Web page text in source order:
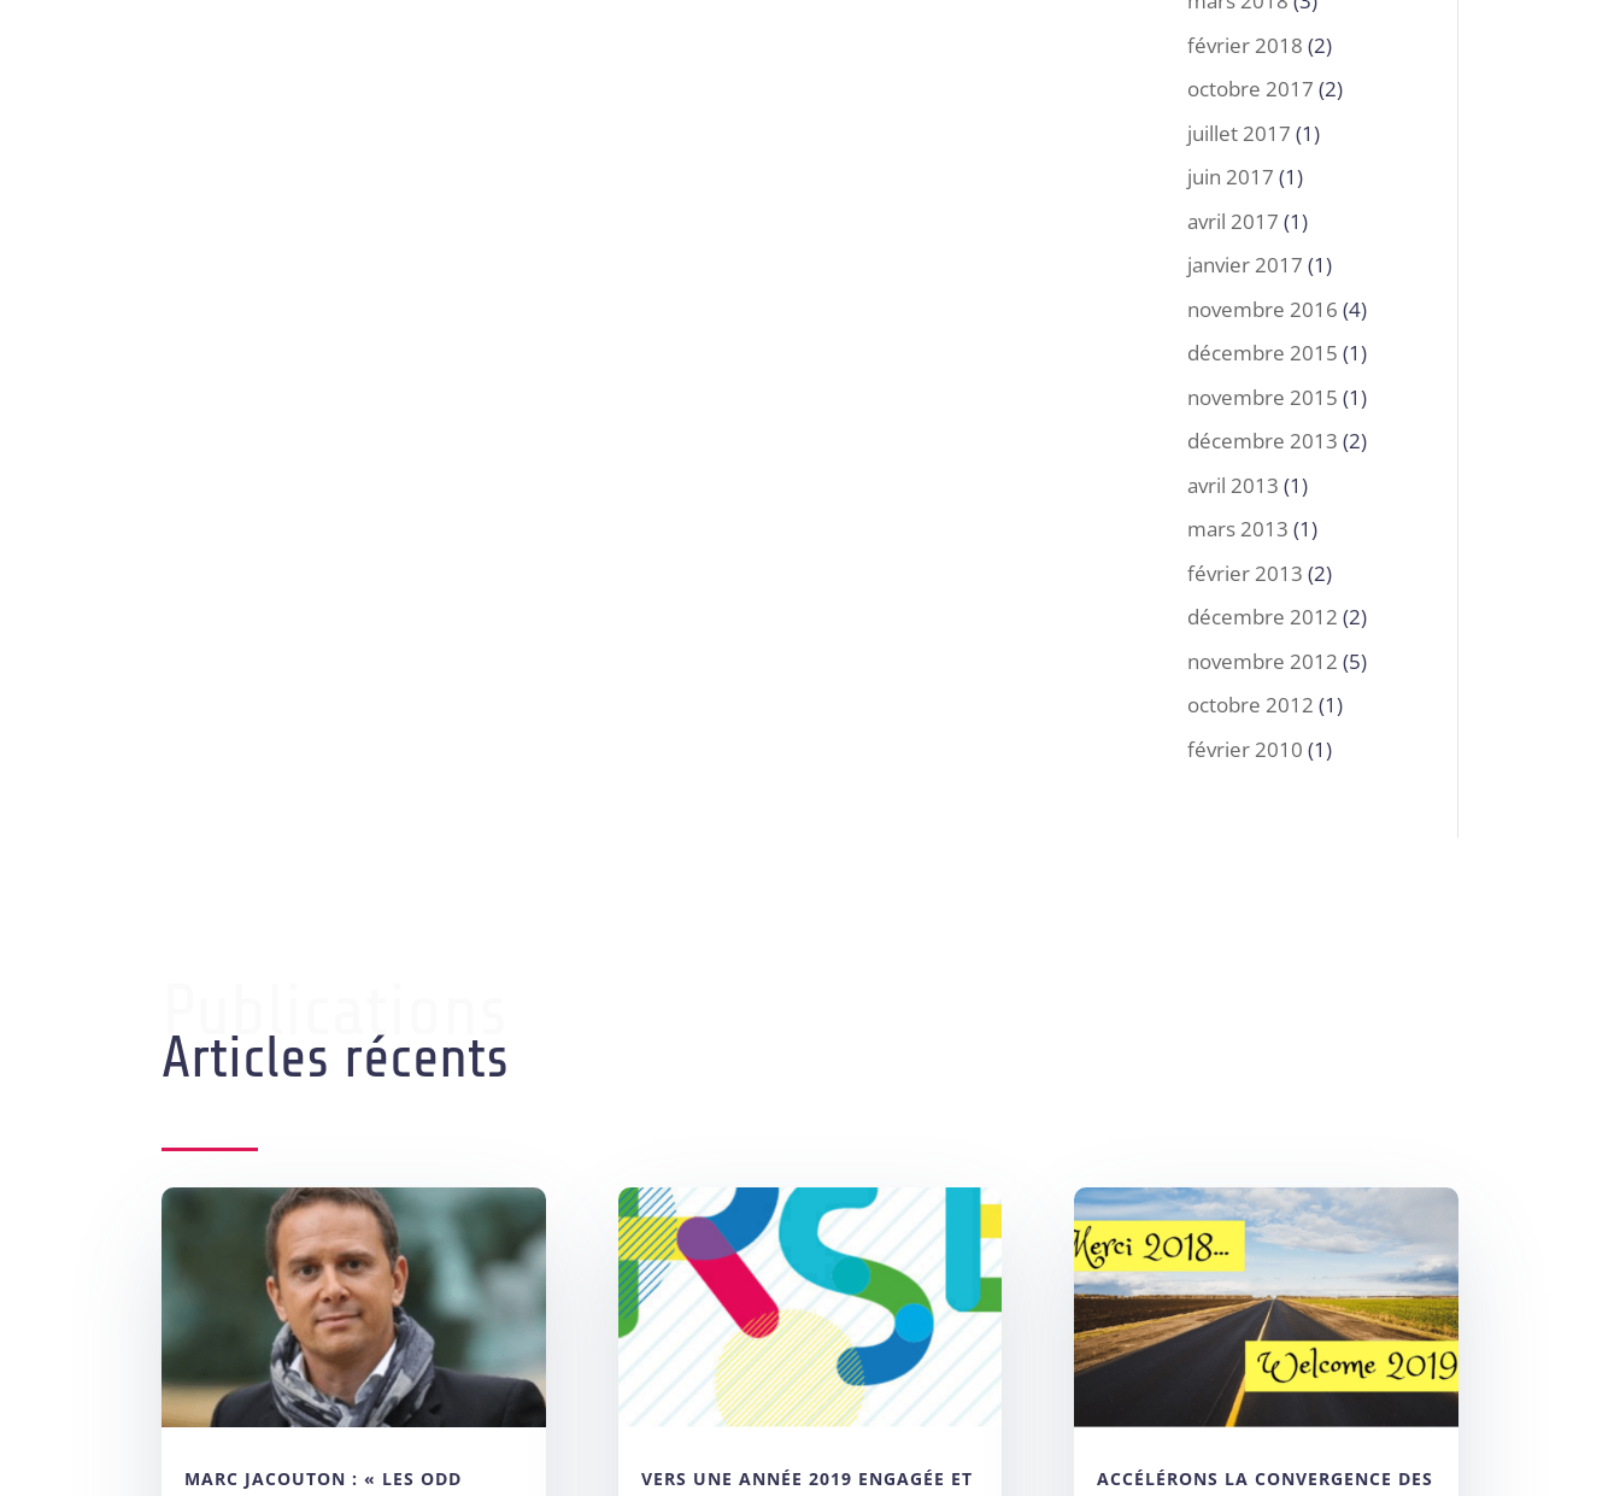
février 2018 (2)
octobre 2017 (2)
juillet 2017 (1)
juin 2017 (1)
avril 2017 (1)
janvier 2017 (1)
novembre 2016 (4)
décembre 2015 (1)
novembre 2015 (1)
décembre 2013 (2)
avril 2013 (1)
mars 2013 (1)
février 2013 (2)
décembre 2012 (2)
novembre 2012 (5)
octobre 2012 (1)
février 2010 (1)
Publications
Articles récents
MARC JACOUTON : « LES ODD
VERS UNE ANNÉE 2019 ENGAGÉE ET
ACCÉLÉRONS LA CONVERGENCE DES